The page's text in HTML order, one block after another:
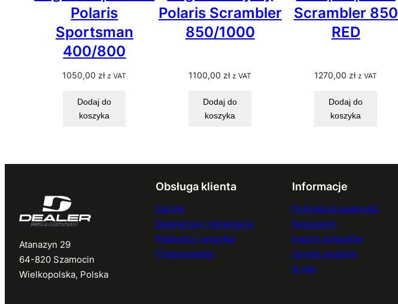
Polaris
Sportsman
400/800
1050,00 zł z VAT
Dodaj do
koszyka
Polaris Scrambler
850/1000
1100,00 zł z VAT
Dodaj do
koszyka
Scrambler 850
RED
1270,00 zł z VAT
Dodaj do
koszyka
Atanazyn 29
64-820 Szamocin
Wielkopolska, Polska
Obsługa klienta
Zwroty
Gwarancja i reklamacje
Płatności i wysyłka
Finansowanie
Informacje
Polityka prywatności
Regulamin
Import pojazdów
Serwis quadów
O nas